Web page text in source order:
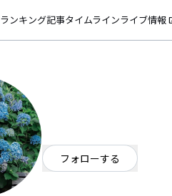
ランキング記事タイムラインライブ情報
フォローする